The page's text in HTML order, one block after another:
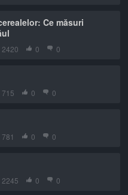
Ce măsuri
2420 0 0
715 0 0
781 0 0
2245 0 0